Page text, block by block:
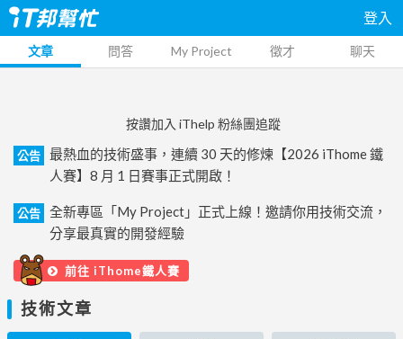
登入
文章 問答 My Project 徵才 聊天
按讚加入 iThelp 粉絲團追蹤
公告
最熱血的技術盛事，連續 30 天的修煉【2026 iThome 鐵
人賽】8 月 1 日賽事正式開啟！
公告
全新專區「My Project」正式上線！邀請你用技術交流，
分享最真實的開發經驗
前往 iThome鐵人賽
技術文章